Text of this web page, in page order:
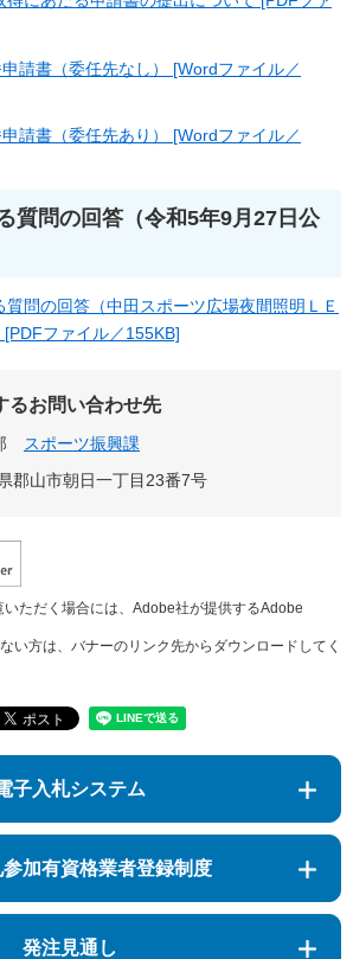
請書（委任先なし） [Wordファイル／
請書（委任先あり） [Wordファイル／
質問の回答（令和5年9月27日公
質問の回答（中田スポーツ広場夜間照明ＬＥ
ファイル／155KB]
るお問い合わせ先
スポーツ振興課
郡山市朝日一丁目23番7号
ただく場合には、Adobe社が提供するAdobe
い方は、バナーのリンク先からダウンロードしてく
子入札システム
加有資格業者登録制度
発注見通し